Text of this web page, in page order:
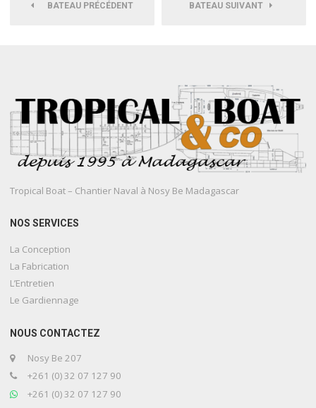
BATEAU PRÉCÉDENT BATEAU SUIVANT
Tropical Boat – Chantier Naval à Nosy Be Madagascar
NOS SERVICES
La Conception
La Fabrication
L’Entretien
Le Gardiennage
NOUS CONTACTEZ
Nosy Be 207
+261 (0) 32 07 127 90
+261 (0) 32 07 127 90